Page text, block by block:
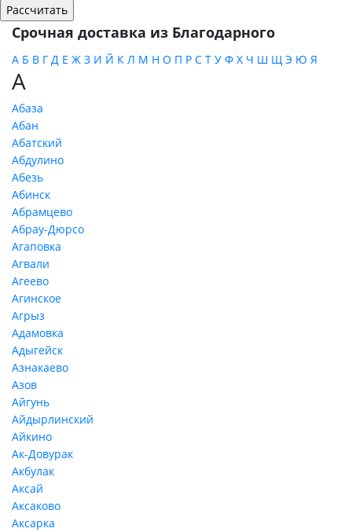
Срочная доставка из Благодарного
А Б В Г Д Е Ж З И Й К Л М Н О П Р С Т У Ф Х Ч Ш Щ Э Ю Я
А
Абаза
Абан
Абатский
Абдулино
Абезь
Абинск
Абрамцево
Абрау-Дюрсо
Агаповка
Агвали
Агеево
Агинское
Агрыз
Адамовка
Адыгейск
Азнакаево
Азов
Айгунь
Айдырлинский
Айкино
Ак-Довурак
Акбулак
Аксай
Аксаково
Аксарка